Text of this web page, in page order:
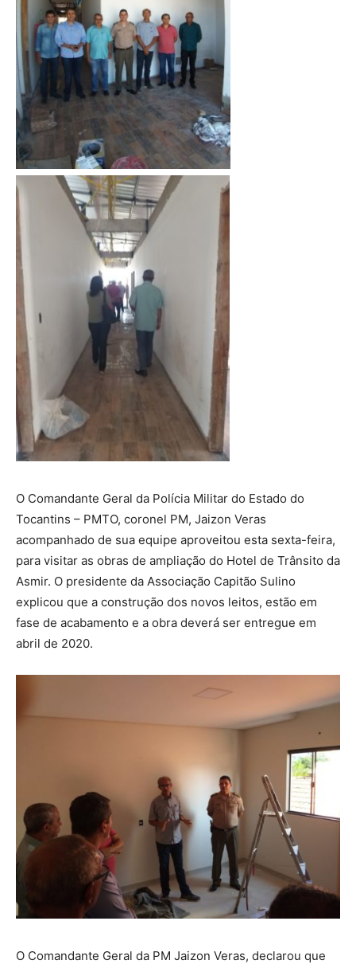
O Comandante Geral da Polícia Militar do Estado do
Tocantins – PMTO, coronel PM, Jaizon Veras
acompanhado de sua equipe aproveitou esta sexta-feira,
para visitar as obras de ampliação do Hotel de Trânsito da
Asmir. O presidente da Associação Capitão Sulino
explicou que a construção dos novos leitos, estão em
fase de acabamento e a obra deverá ser entregue em
abril de 2020.
O Comandante Geral da PM Jaizon Veras, declarou que